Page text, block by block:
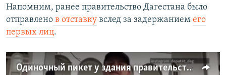
Напомним, ранее правительство Дагестана было
отправлено в отставку вслед за задержанием его
первых лиц.
Одиночный пикет у здания правительства Дагестана против "варягов"